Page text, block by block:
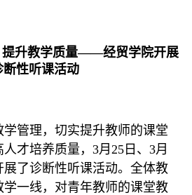
提升教学质量——经贸学院开展
断性听课活动
学管理，切实提升教师的课堂
才培养质量，3月25日、3月
展了诊断性听课活动。全体教
一线，对青年教师的课堂教